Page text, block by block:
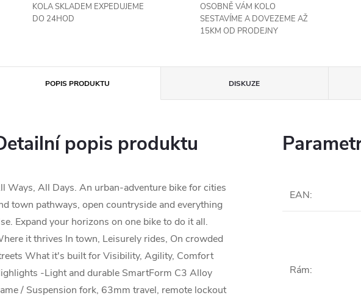
KOLA SKLADEM EXPEDUJEME
DO 24HOD
OSOBNĚ VÁM KOLO
SESTAVÍME A DOVEZEME AŽ
15KM OD PRODEJNY
POPIS PRODUKTU DISKUZE
popis produktu
Ways, All Days. An urban-adventure bike for cities
town pathways, open countryside and everything
Expand your horizons on one bike to do it all.
it thrives In town, Leisurely rides, On crowded
What it's built for Visibility, Agility, Comfort
-Light and durable SmartForm C3 Alloy
/ Suspension fork, 63mm travel, remote lockout
EAN:
Rám: